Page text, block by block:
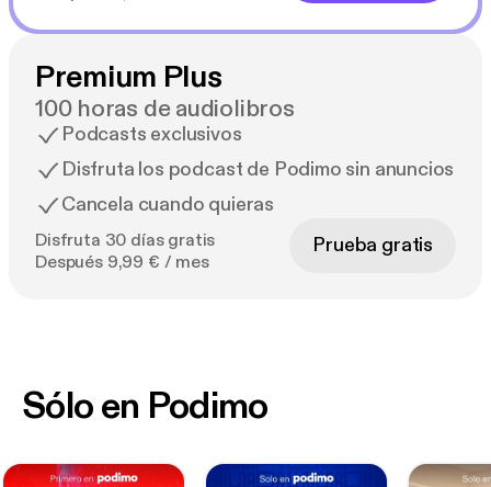
Premium Plus
100 horas de audiolibros
Podcasts exclusivos
Disfruta los podcast de Podimo sin anuncios
Cancela cuando quieras
Disfruta 30 días gratis
Después 9,99 € / mes
Prueba gratis
Sólo en Podimo